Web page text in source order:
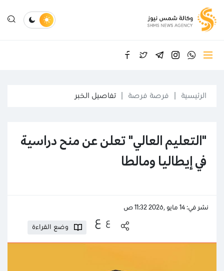
الرئيسية فرصة فرصة تفاصيل الخبر
"التعليم العالي" تعلن عن منح دراسية
في إيطاليا ومالطا
نشر في: 14 مايو ,2026 11:32 ص
ع ع
وضع القراءة